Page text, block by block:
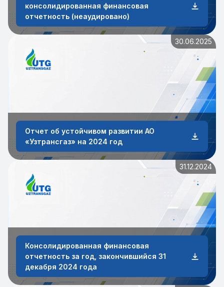
консолидированная финансовая
отчетность (неаудировано)
30.06.2025
Отчет об устойчивом развитии АО
«Узтрансгаз» на 2024 год
31.12.2024
Консолидированная финансовая
отчетность за год, закончившийся 31
декабря 2024 года